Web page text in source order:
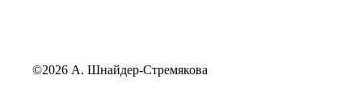
©2026 А. Шнайдер-Стремякова